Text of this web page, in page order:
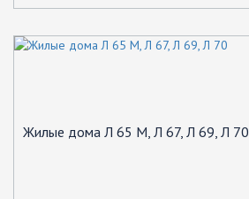
Жилые дома Л 65 М, Л 67, Л 69, Л 70